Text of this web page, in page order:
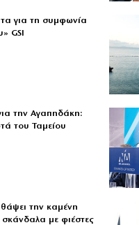
για τη συμφωνία
GSI
την Αγαπηδάκη:
του Ταμείου
θάψει την καμένη
με φιέστες